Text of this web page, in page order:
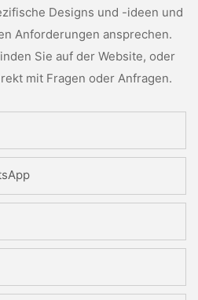
Designs und -ideen und
Anforderungen ansprechen.
Sie auf der Website, oder
mit Fragen oder Anfragen.